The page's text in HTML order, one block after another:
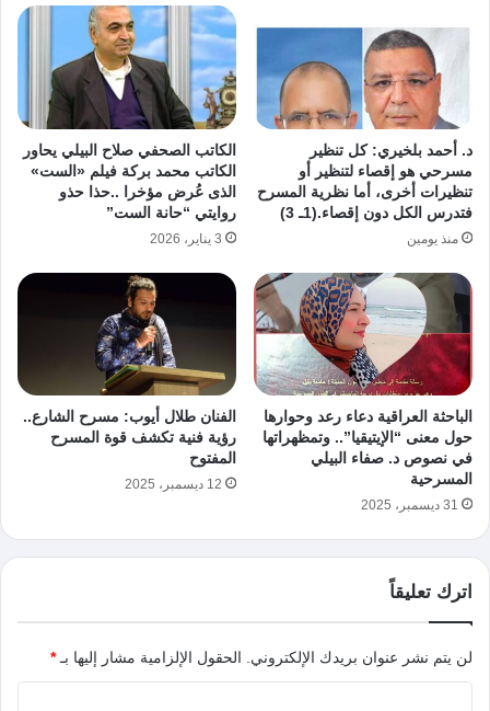
د. أحمد بلخيري: كل تنظير
مسرحي هو إقصاء لتنظير أو
تنظيرات أخرى، أما نظرية المسرح
فتدرس الكل دون إقصاء.(1ـ 3)
منذ يومين
الكاتب الصحفي صلاح البيلي يحاور
الكاتب محمد بركة فيلم «الست»
الذى عُرض مؤخرا ..حذا حذو
روايتي “حانة الست”
3 يناير، 2026
الباحثة العراقية دعاء رعد وحوارها
حول معنى “الإيتيقيا”.. وتمظهراتها
في نصوص د. صفاء البيلي
المسرحية
31 ديسمبر، 2025
الفنان طلال أيوب: مسرح الشارع..
رؤية فنية تكشف قوة المسرح
المفتوح
12 ديسمبر، 2025
اترك تعليقاً
لن يتم نشر عنوان بريدك الإلكتروني. الحقول الإلزامية مشار إليها بـ*